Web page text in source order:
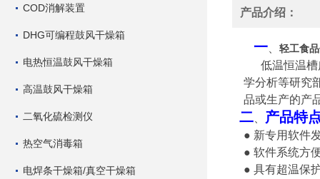
COD消解装置
DHG可编程鼓风干燥箱
电热恒温鼓风干燥箱
高温鼓风干燥箱
二氧化硫检测仪
热空气消毒箱
电焊条干燥箱/真空干燥箱
产品介绍：
一 轻工食
低温恒温
学分析等研究
品或生产的产
二 产品特
● 新专用软件
● 软件系统方
● 具有超温保